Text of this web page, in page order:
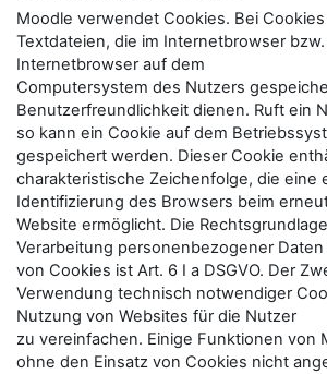
Moodle verwendet Cookies. Bei
Textdateien, die im Internetbrowser
Internetbrowser auf dem
Computersystem des Nutzers
Benutzerfreundlichkeit dienen. Ruft ein
so kann ein Cookie auf dem
gespeichert werden. Dieser Cookie
charakteristische Zeichenfolge, die eine
Identifizierung des Browsers beim
Website ermöglicht. Die
Verarbeitung personenbezogener
von Cookies ist Art. 6 I a DSGVO. Der
Verwendung technisch notwendiger
Nutzung von Websites für die Nutzer
zu vereinfachen. Einige Funktionen von
ohne den Einsatz von Cookies nicht